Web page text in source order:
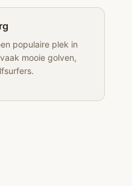
populaire plek in
mooie golven,